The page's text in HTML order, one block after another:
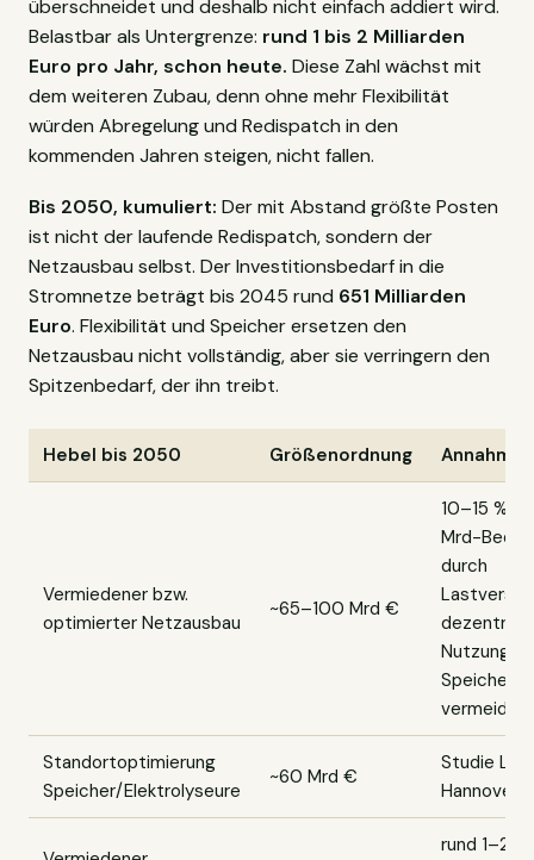
überschneidet und deshalb nicht einfach addiert wird.
Belastbar als Untergrenze: rund 1 bis 2 Milliarden
Euro pro Jahr, schon heute. Diese Zahl wächst mit
dem weiteren Zubau, denn ohne mehr Flexibilität
würden Abregelung und Redispatch in den
kommenden Jahren steigen, nicht fallen.
Bis 2050, kumuliert: Der mit Abstand größte Posten
ist nicht der laufende Redispatch, sondern der
Netzausbau selbst. Der Investitionsbedarf in die
Stromnetze beträgt bis 2045 rund 651 Milliarden
Euro. Flexibilität und Speicher ersetzen den
Netzausbau nicht vollständig, aber sie verringern den
Spitzenbedarf, der ihn treibt.
Hebel bis 2050 Größenordnung Annahme
Vermiedener bzw.
optimierter Netzausbau
~65–100 Mrd €
10–15 %
Mrd-
durch
dezentrale
Nutzung
Speicher
vermeidbar
Standortoptimierung
Speicher/Elektrolyseure
~60 Mrd €
Studie
Hannover /
rund 1–2